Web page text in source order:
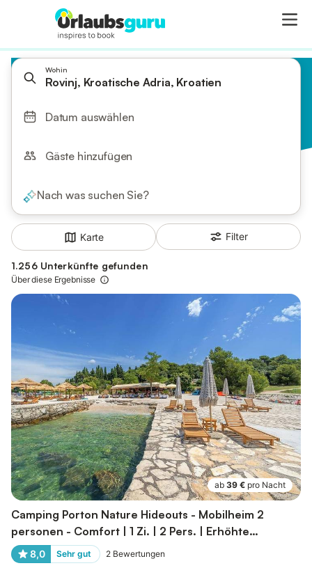
Wohin
Rovinj, Kroatische Adria, Kroatien
Datum auswählen
Gäste hinzufügen
Nach was suchen Sie?
Karte Filter
1.256 Unterkünfte gefunden
Über diese Ergebnisse
ab 39 € pro Nacht
Camping Porton Nature Hideouts - Mobilheim 2
personen - Comfort | 1 Zi. | 2 Pers. | Erhöhte
Terrasse...
8,0 Sehr gut 2 Bewertungen